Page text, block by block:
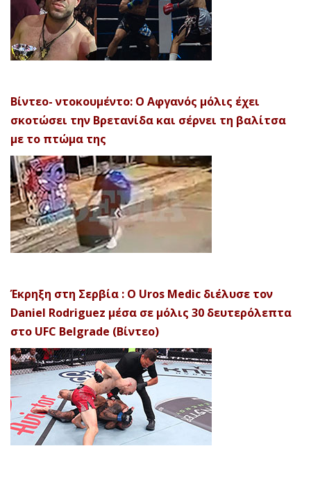
Βίντεο- ντοκουμέντο: Ο Αφγανός μόλις έχει
σκοτώσει την Βρετανίδα και σέρνει τη βαλίτσα
με το πτώμα της
Έκρηξη στη Σερβία : Ο Uros Medic διέλυσε τον
Daniel Rodriguez μέσα σε μόλις 30 δευτερόλεπτα
στο UFC Belgrade (Βίντεο)